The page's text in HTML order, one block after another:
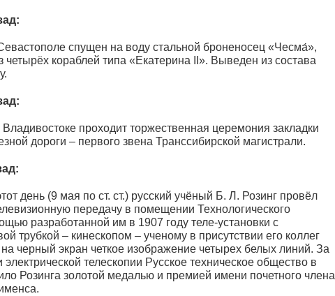
спущен на воду стальной броненосец «Чесма́»,
четырёх кораблей типа «Екатерина II». Выведен из состава
проходит торжественная церемония закладки
дороги – первого звена Транссибирской магистрали.
день (9 мая по ст. ст.) русский учёный Б. Л. Розинг провёл
передачу в помещении Технологического
разработанной им в 1907 году теле-установки с
трубкой – кинескопом – ученому в присутствии его коллег
черный экран четкое изображение четырех белых линий. За
электрической телескопии Русское техническое общество в
Розинга золотой медалью и премией имени почетного члена